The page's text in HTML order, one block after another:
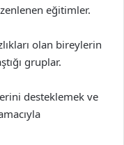
eğitimler.
olan bireylerin
gruplar.
desteklemek ve